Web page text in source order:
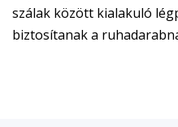
szálak között kialakuló
biztosítanak a